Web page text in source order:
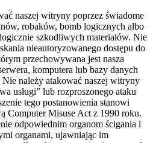
naszej witryny poprzez świadome
robaków, bomb logicznych albo
szkodliwych materiałów. Nie
nieautoryzowanego dostępu do
przechowywana jest nasza
komputera lub bazy danych
Nie należy atakować naszej witryny
usługi” lub rozproszonego ataku
tego postanowienia stanowi
Computer Misuse Act z 1990 roku.
odpowiednim organom ścigania i
organami, ujawniając im